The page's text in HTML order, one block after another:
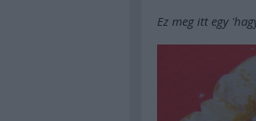
Ez meg itt egy